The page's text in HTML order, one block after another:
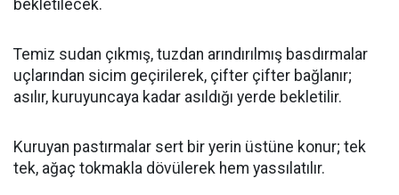
bekletilecek.
Temiz sudan çıkmış, tuzdan arındırılmış basdırmalar
uçlarından sicim geçirilerek, çifter çifter bağlanır;
asılır, kuruyuncaya kadar asıldığı yerde bekletilir.
Kuruyan pastırmalar sert bir yerin üstüne konur; tek
tek, ağaç tokmakla dövülerek hem yassılatılır.